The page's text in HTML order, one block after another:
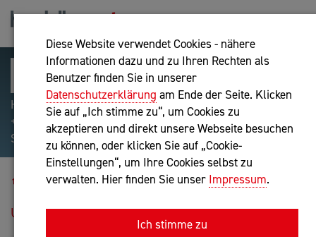
Diese Website verwendet Cookies - nähere
Informationen dazu und zu Ihren Rechten als
Benutzer finden Sie in unserer
Datenschutzerklärung am Ende der Seite. Klicken
Sie auf „Ich stimme zu“, um Cookies zu
akzeptieren und direkt unsere Webseite besuchen
zu können, oder klicken Sie auf „Cookie-
Einstellungen“, um Ihre Cookies selbst zu
verwalten. Hier finden Sie unser Impressum.
Ich stimme zu
Hilfreiche Suchparameter: Begriff einschließen:
+webshop, Begriff ausschließen: -webshop, Exakter
Suchbegriff: "internet of things"
Veranstaltungen
Unternehmensgründung & StartUp